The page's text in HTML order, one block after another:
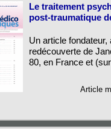
Le traitement
post-traumatique
Un article
redécouverte de
80, en France et
Article